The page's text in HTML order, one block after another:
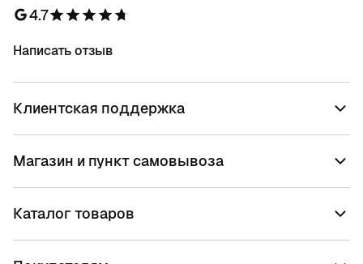
4.7
Написать отзыв
Клиентская поддержка
Магазин и пункт самовывоза
Каталог товаров